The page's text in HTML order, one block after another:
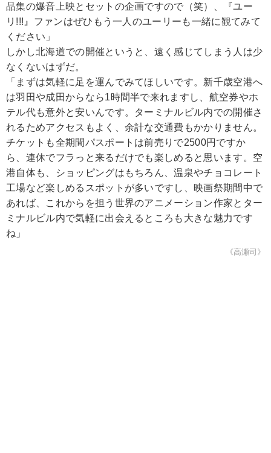
品集の爆音上映とセットの企画ですので（笑）、『ユー
リ!!!』ファンはぜひもう一人のユーリーも一緒に観てみて
ください」
しかし北海道での開催というと、遠く感じてしまう人は少
なくないはずだ。
「まずは気軽に足を運んでみてほしいです。新千歳空港へ
は羽田や成田からなら1時間半で来れますし、航空券やホ
テル代も意外と安いんです。ターミナルビル内での開催さ
れるためアクセスもよく、余計な交通費もかかりません。
チケットも全期間パスポートは前売りで2500円ですか
ら、連休でフラっと来るだけでも楽しめると思います。空
港自体も、ショッピングはもちろん、温泉やチョコレート
工場など楽しめるスポットが多いですし、映画祭期間中で
あれば、これからを担う世界のアニメーション作家とター
ミナルビル内で気軽に出会えるところも大きな魅力です
ね」
《高瀬司》